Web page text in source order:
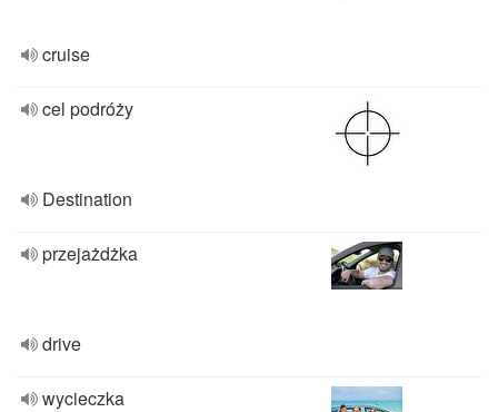
cruise
cel podróży
Destination
przejażdżka
drive
wycieczka